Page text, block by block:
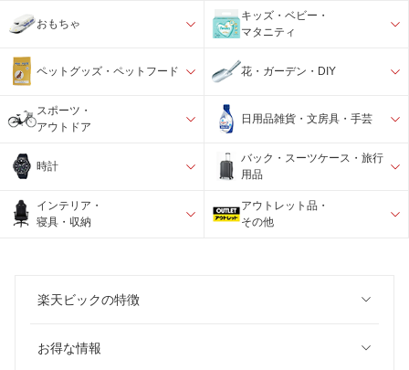
おもちゃ
キッズ・ベビー・
マタニティ
ペットグッズ・ペットフード 花・ガーデン・DIY
スポーツ・
アウトドア
日用品雑貨・文房具・手芸
時計
バック・スーツケース・旅行
用品
インテリア・
寝具・収納
アウトレット品・
その他
楽天ビックの特徴
お得な情報